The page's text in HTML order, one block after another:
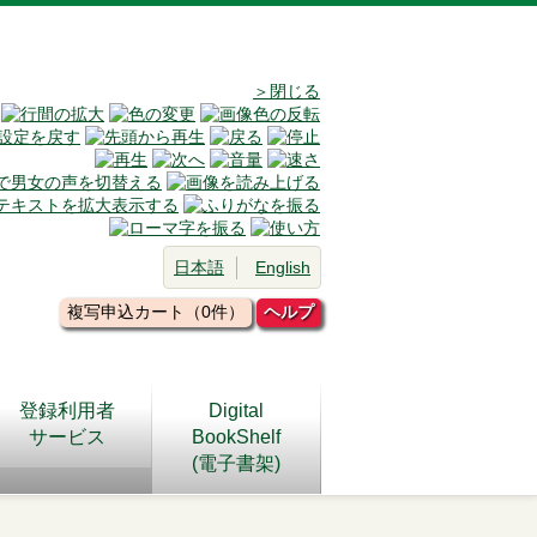
＞閉じる
日本語 English
複写申込カート（0件） ヘルプ
登録利用者
サービス
Digital
BookShelf
(電子書架)